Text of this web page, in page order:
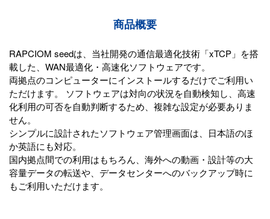
商品概要
RAPCIOM seedは、当社開発の通信最適化技術「xTCP」を搭
載した、WAN最適化・高速化ソフトウェアです。
両拠点のコンピューターにインストールするだけでご利用い
ただけます。 ソフトウェアは対向の状況を自動検知し、高速
化利用の可否を自動判断するため、複雑な設定が必要ありま
せん。
シンプルに設計されたソフトウェア管理画面は、日本語のほ
か英語にも対応。
国内拠点間での利用はもちろん、海外への動画・設計等の大
容量データの転送や、データセンターへのバックアップ時に
もご利用いただけます。